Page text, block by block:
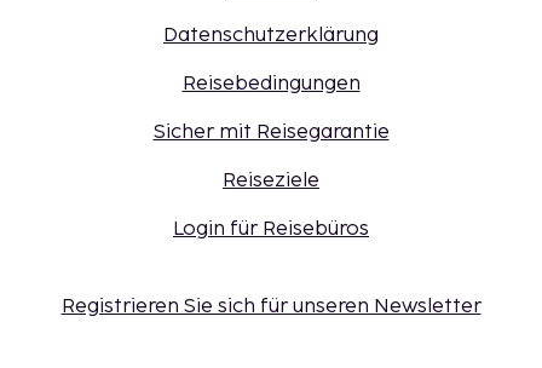
Datenschutzerklärung
Reisebedingungen
Sicher mit Reisegarantie
Reiseziele
Login für Reisebüros
Registrieren Sie sich für unseren Newsletter